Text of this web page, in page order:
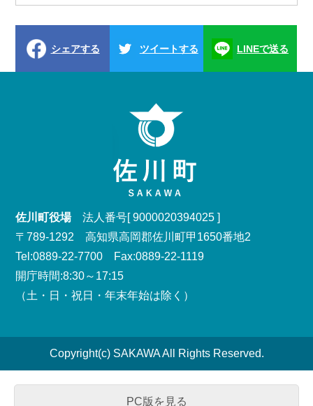
シェアする ツイートする LINEで送る
佐川町役場法人番号[ 9000020394025 ]
〒789-1292 高知県高岡郡佐川町甲1650番地2
Tel:0889-22-7700 Fax:0889-22-1119
開庁時間:8:30～17:15
（土・日・祝日・年末年始は除く）
Copyright(c) SAKAWA All Rights Reserved.
PC版を見る